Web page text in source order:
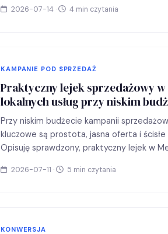
2026-07-14 · 4 min czytania
KAMPANIE POD SPRZEDAŻ
Praktyczny lejek sprzedażowy w
lokalnych usług przy niskim
Przy niskim budżecie kampanii
kluczowe są prostota, jasna oferta i ścisłe
Opisuję sprawdzony, praktyczny lejek w
2026-07-11 · 5 min czytania
KONWERSJA